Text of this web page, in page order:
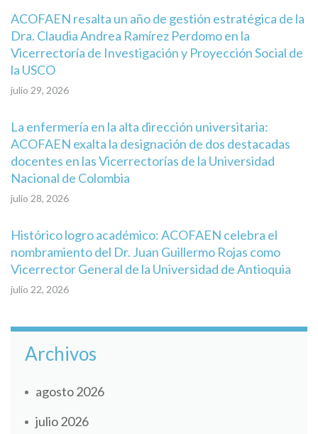
ACOFAEN resalta un año de gestión estratégica de la
Dra. Claudia Andrea Ramírez Perdomo en la
Vicerrectoría de Investigación y Proyección Social de
la USCO
julio 29, 2026
La enfermería en la alta dirección universitaria:
ACOFAEN exalta la designación de dos destacadas
docentes en las Vicerrectorías de la Universidad
Nacional de Colombia
julio 28, 2026
Histórico logro académico: ACOFAEN celebra el
nombramiento del Dr. Juan Guillermo Rojas como
Vicerrector General de la Universidad de Antioquia
julio 22, 2026
Archivos
agosto 2026
julio 2026